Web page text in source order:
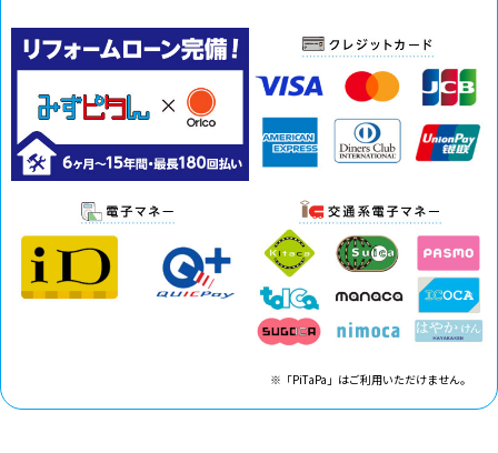
※「PiTaPa」はご利用いただけません。